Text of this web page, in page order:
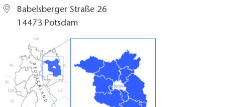
Babelsberger Straße 26
14473 Potsdam